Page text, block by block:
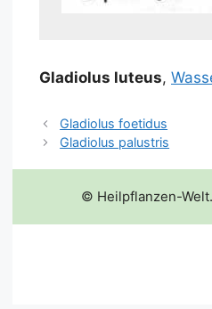
Gla­dio­lus luteus,
Gladiolus foetidus
Gladiolus palustris
© Heilpflanzen-